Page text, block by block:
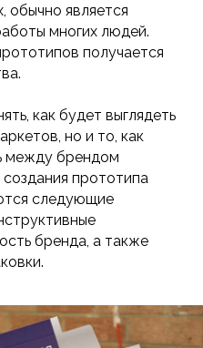
обычно является
многих людей.
получается
как будет выглядеть
но и то, как
между брендом
прототипа
следующие
бренда, а также